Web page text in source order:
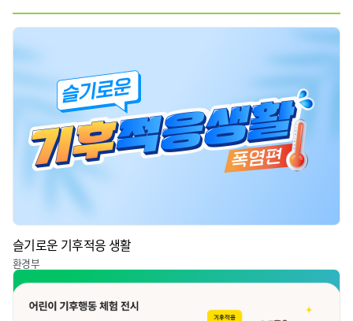
영상
슬기로운 기후적응 생활
환경부